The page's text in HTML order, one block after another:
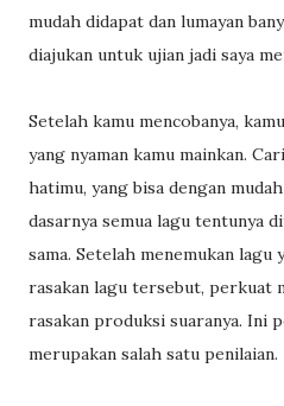
mudah didapat dan lumayan
diajukan untuk ujian jadi saya
Setelah kamu mencobanya,
yang nyaman kamu mainkan.
hatimu, yang bisa dengan
dasarnya semua lagu tentunya
sama. Setelah menemukan lagu
rasakan lagu tersebut, perkuat
rasakan produksi suaranya. Ini
merupakan salah satu penilaian.